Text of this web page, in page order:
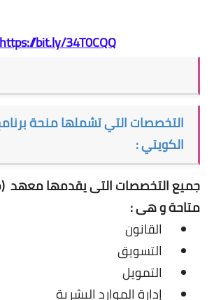
bit.ly/34T0CQQ
التخصصات التي تشملها منحة
الكويتي :
متاحة و هى :
القانون
التسويق
التمويل
إدارة الموارد البشرية